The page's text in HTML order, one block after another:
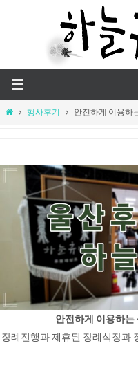
Home행사후기 안전하게 이용하
안전하게 이용하
장례진행과 제휴된 장례식장과